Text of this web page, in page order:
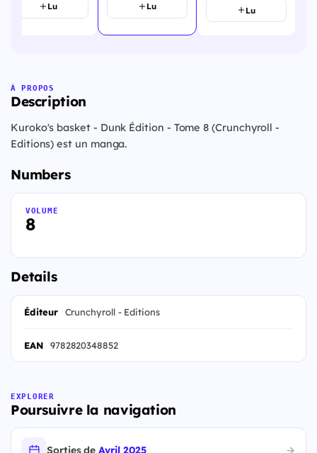
Lu Lu Lu
À PROPOS
Description
Kuroko's basket - Dunk Édition - Tome 8 (Crunchyroll -
Editions) est un manga.
Numbers
8
VOLUME
Details
Éditeur Crunchyroll - Editions
EAN 9782820348852
EXPLORER
Poursuivre la navigation
Sorties deAvril 2025